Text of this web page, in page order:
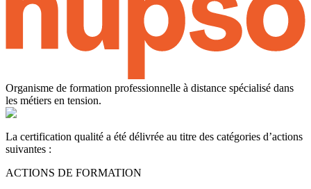
Organisme de formation professionnelle à distance spécialisé dans
les métiers en tension.
La certification qualité a été délivrée au titre des catégories d’actions
suivantes :
ACTIONS DE FORMATION